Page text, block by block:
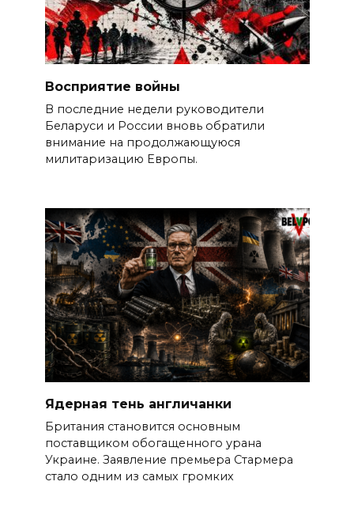
Восприятие войны
В последние недели руководители
Беларуси и России вновь обратили
внимание на продолжающуюся
милитаризацию Европы.
Ядерная тень англичанки
Британия становится основным
поставщиком обогащенного урана
Украине. Заявление премьера Стармера
стало одним из самых громких